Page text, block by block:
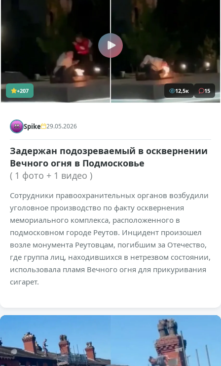
+207 12,5к 15
Spike 29.05.2026
Задержан подозреваемый в осквернении
Вечного огня в Подмосковье
( 1 фото + 1 видео )
Сотрудники правоохранительных органов возбудили
уголовное производство по факту осквернения
мемориального комплекса, расположенного в
подмосковном городе Реутов. Инцидент произошел
возле монумента Реутовцам, погибшим за Отечество,
где группа лиц, находившихся в нетрезвом состоянии,
использовала пламя Вечного огня для прикуривания
сигарет.